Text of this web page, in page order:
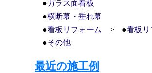
●ガラス面看板
●横断幕・垂れ幕
●看板リフォーム > ●看板リ
●その他
最近の施工例